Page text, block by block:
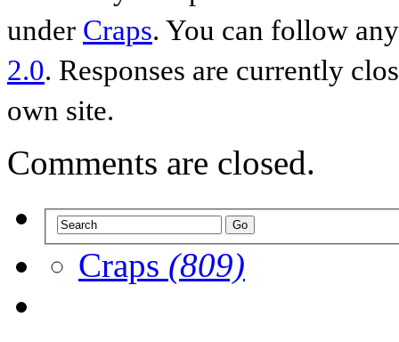
under Craps. You can follow
2.0. Responses are currently
own site.
Comments are closed.
Craps (809)